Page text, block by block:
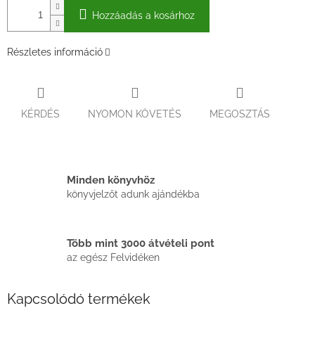
Hozzáadás a kosárhoz
Részletes információ
KÉRDÉS NYOMON KÖVETÉS MEGOSZTÁS
Minden könyvhöz
könyvjelzőt adunk ajándékba
Több mint 3000 átvételi pont
az egész Felvidéken
Kapcsolódó termékek